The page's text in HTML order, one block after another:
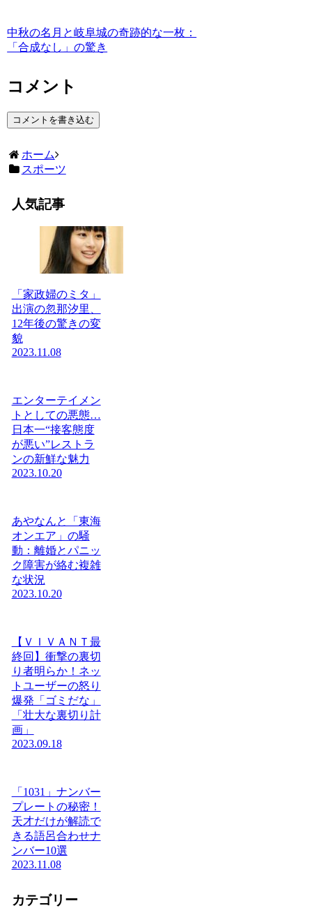
中秋の名月と岐阜城の奇跡的な一枚：
「合成なし」の驚き
コメント
コメントを書き込む
ホーム
スポーツ
人気記事
「家政婦のミタ」
出演の忽那汐里、
12年後の驚きの変
貌
2023.11.08
エンターテイメン
トとしての悪態…
日本一“接客態度
が悪い”レストラ
ンの新鮮な魅力
2023.10.20
あやなんと「東海
オンエア」の騒
動：離婚とパニッ
ク障害が絡む複雑
な状況
2023.10.20
【ＶＩＶＡＮＴ最
終回】衝撃の裏切
り者明らか！ネッ
トユーザーの怒り
爆発「ゴミだな」
「壮大な裏切り計
画」
2023.09.18
「1031」ナンバー
プレートの秘密！
天才だけが解読で
きる語呂合わせナ
ンバー10選
2023.11.08
カテゴリー